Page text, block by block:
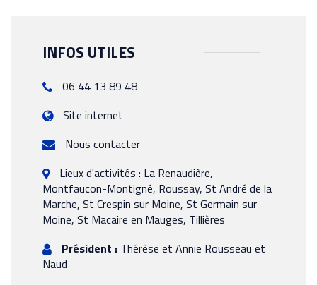
INFOS UTILES
06 44 13 89 48
Site internet
Nous contacter
Lieux d'activités : La Renaudière,
Montfaucon-Montigné, Roussay, St André de la
Marche, St Crespin sur Moine, St Germain sur
Moine, St Macaire en Mauges, Tillières
Président : Thérèse et Annie Rousseau et
Naud